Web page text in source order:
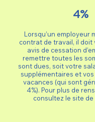
4%
Lorsqu’un employeur
contrat de travail, il doit
avis de cessation
remettre toutes les
sont dues, soit votre
supplémentaires et
vacances (qui sont
4%). Pour plus de
consultez le site de